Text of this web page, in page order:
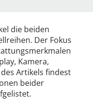
die beiden
Der Fokus
Kamera,
Artikels findest
beider